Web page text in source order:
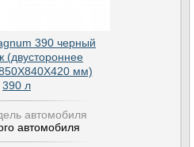
390 черный
(двустороннее
мм)
390 л
автомобиля
автомобиля